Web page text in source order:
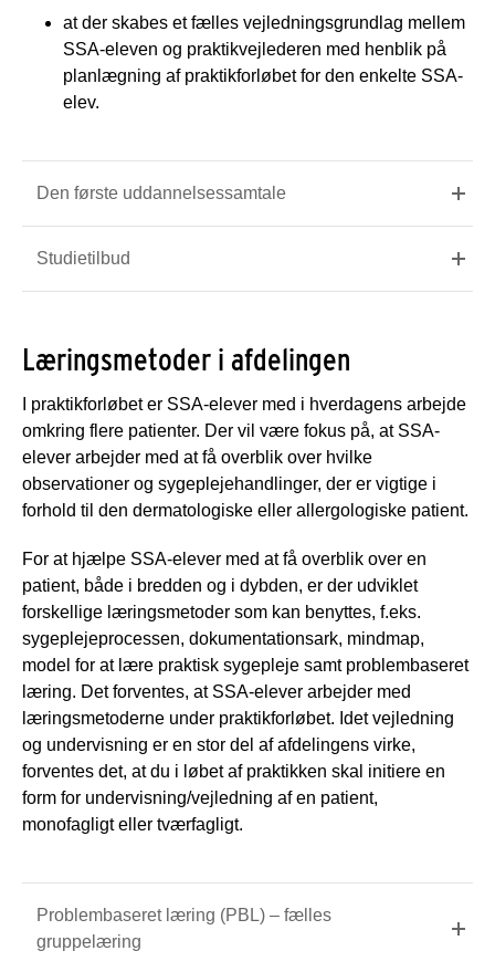
at der skabes et fælles vejledningsgrundlag mellem
SSA-eleven og praktikvejlederen med henblik på
planlægning af praktikforløbet for den enkelte SSA-
elev.
Den første uddannelsessamtale
Studietilbud
Læringsmetoder i afdelingen
I praktikforløbet er SSA-elever med i hverdagens arbejde
omkring flere patienter. Der vil være fokus på, at SSA-
elever arbejder med at få overblik over hvilke
observationer og sygeplejehandlinger, der er vigtige i
forhold til den dermatologiske eller allergologiske patient.
For at hjælpe SSA-elever med at få overblik over en
patient, både i bredden og i dybden, er der udviklet
forskellige læringsmetoder som kan benyttes, f.eks.
sygeplejeprocessen, dokumentationsark, mindmap,
model for at lære praktisk sygepleje samt problembaseret
læring. Det forventes, at SSA-elever arbejder med
læringsmetoderne under praktikforløbet. Idet vejledning
og undervisning er en stor del af afdelingens virke,
forventes det, at du i løbet af praktikken skal initiere en
form for undervisning/vejledning af en patient,
monofagligt eller tværfagligt.
Problembaseret læring (PBL) – fælles
gruppelæring